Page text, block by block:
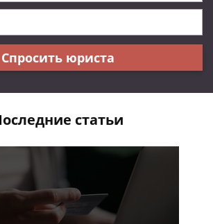
Спросить юриста
статьи